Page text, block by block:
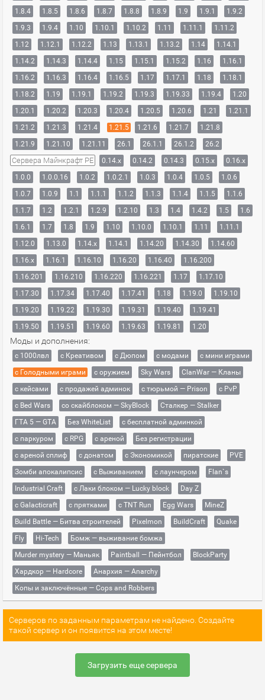
1.8.4
1.8.5 1.8.6 1.8.7 1.8.8 1.8.9 1.9 1.9.1
1.9.2
1.9.3
1.9.4 1.10 1.10.1 1.10.2 1.11 1.11.1
1.11.2
1.12
1.12.1 1.12.2 1.13 1.13.1 1.13.2 1.14
1.14.1
1.14.2
1.14.3 1.14.4 1.15 1.15.1 1.15.2 1.16
1.16.1
1.16.2
1.16.3 1.16.4 1.16.5 1.17 1.17.1 1.18
1.18.1
1.18.2
1.19 1.19.1 1.19.2 1.19.3 1.19.33 1.19.4
1.20
1.20.1
1.20.2 1.20.3 1.20.4 1.20.5 1.20.6 1.21
1.21.1
1.21.2
1.21.3 1.21.4 1.21.5 1.21.6 1.21.7
1.21.8
1.21.9
1.21.10 1.21.11 26.1 26.1.1 26.1.2 26.2
Сервера Майнкрафт PE 0.14.x 0.14.2 0.14.3 0.15.x
0.16.x
1.0.0
1.0.0.16 1.0.2 1.0.2.1 1.0.3 1.0.4 1.0.5
1.0.6
1.0.7
1.0.9 1.1 1.1.1 1.1.2 1.1.3 1.1.4 1.1.5
1.1.6
1.1.7
1.2 1.2.1 1.2.9 1.2.10 1.3 1.4 1.4.2 1.5
1.6
1.6.1
1.7 1.8 1.9 1.10 1.10.0 1.10.1 1.11
1.11.1
1.12.0
1.13.0 1.14.x 1.14.1 1.14.20 1.14.30
1.14.60
1.16.x
1.16.1 1.16.10 1.16.20 1.16.40
1.16.200
1.16.201
1.16.210 1.16.220 1.16.221 1.17
1.17.10
1.17.30
1.17.34 1.17.40 1.17.41 1.18 1.19.0
1.19.10
1.19.20
1.19.22 1.19.30 1.19.31 1.19.40
1.19.41
1.19.50
1.19.51 1.19.60 1.19.63 1.19.81 1.20
Моды и дополнения:
с 1000лвл c Креативом с Дюпом с модами
с мини играми
с Голодными играми
с оружием Sky Wars
ClanWar — Кланы
с кейсами
с продажей админок с тюрьмой — Prison
с PvP
с Bed Wars
со скайблоком — SkyBlock
Сталкер — Stalker
ГТА 5 — GTA
Без WhiteList
с бесплатной админкой
с паркуром
с RPG с ареной
Без регистрации
с ареной сплиф
с донатом с Экономикой пиратские
PVE
Зомби апокалипсис
с Выживанием с лаунчером
Flan`s
Industrial Craft
с Лаки блоком — Lucky block
Day Z
с Galacticraft
с прятками с TNT Run Egg Wars
MineZ
Build Battle — Битва строителей
Pixelmon BuildCraft
Quake
Fly
Hi-Tech
Бомж — выживание бомжа
Murder mystery — Маньяк
Paintball — Пейнтбол
BlockParty
Хардкор — Hardcore
Анархия — Anarchy
Копы и заключённые — Cops and Robbers
Серверов по заданным параметрам не найдено. Создайте
такой сервер и он появится на этом месте!
Загрузить еще сервера